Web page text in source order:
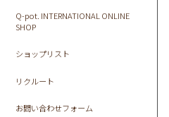
Q-pot. INTERNATIONAL ONLINE
SHOP
ショップリスト
リクルート
お問い合わせフォーム